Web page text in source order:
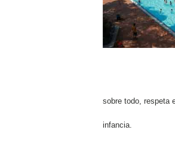
sobre todo, respeta
infancia.